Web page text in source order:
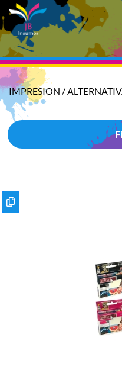
IMPRESION /